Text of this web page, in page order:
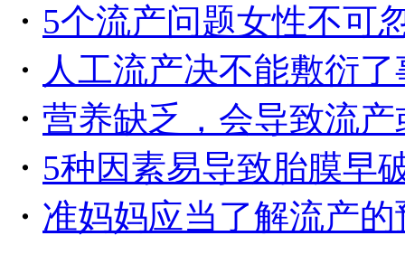
・ 5个流产问题女性不可
・ 人工流产决不能敷衍了
・ 营养缺乏，会导致流产
・ 5种因素易导致胎膜早
・ 准妈妈应当了解流产